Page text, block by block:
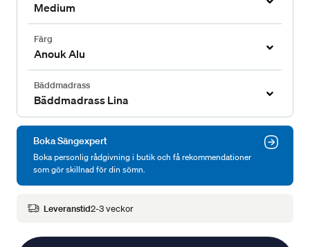
Medium
Färg
Anouk Alu
Bäddmadrass
Bäddmadrass Lina
Boka Sängexpert
Boka personlig rådgivning i butik och få rekommendationer
som gör skillnad för din sömn.
Leveranstid2-3 veckor